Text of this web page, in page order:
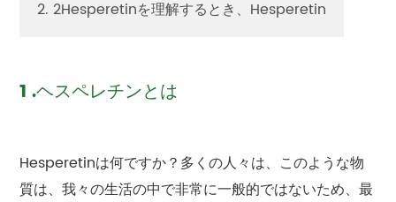
2. 2Hesperetinを理解するとき、Hesperetin
1 .ヘスペレチンとは
Hesperetinは何ですか？多くの人々は、このような物
質は、我々の生活の中で非常に一般的ではないため、最